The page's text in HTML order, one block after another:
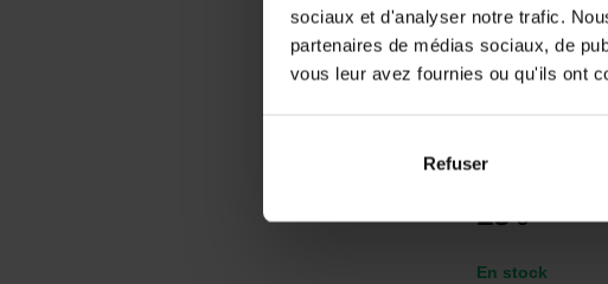
sociaux et d'analyser notre trafic.
partenaires de médias sociaux, de
vous leur avez fournies ou qu'ils ont
Refuser
Nutrend
Carnitine 3000
dans une
25€
En stock